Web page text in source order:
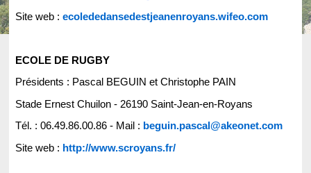
Site web :ecolededansedestjeanenroyans.wifeo.com
ECOLE DE RUGBY
Présidents : Pascal BEGUIN et Christophe PAIN
Stade Ernest Chuilon - 26190 Saint-Jean-en-Royans
Tél. : 06.49.86.00.86 - Mail : beguin.pascal@akeonet.com
Site web : http://www.scroyans.fr/